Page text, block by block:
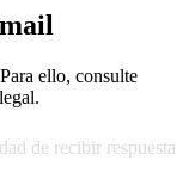
ello, consulte
de recibir respuesta